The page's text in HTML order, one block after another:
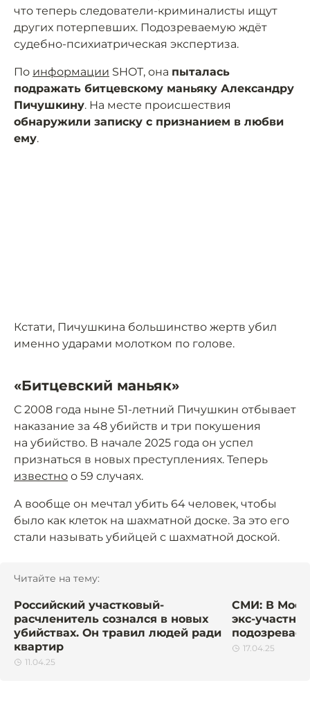
что теперь следователи-криминалисты ищут
других потерпевших. Подозреваемую ждёт
судебно-психиатрическая экспертиза.
По информации SHOT, она пыталась
подражать битцевскому маньяку Александру
Пичушкину. На месте происшествия
обнаружили записку с признанием в любви
ему.
Кстати, Пичушкина большинство жертв убил
именно ударами молотком по голове.
«Битцевский маньяк»
С 2008 года ныне 51-летний Пичушкин отбывает
наказание за 48 убийств и три покушения
на убийство. В начале 2025 года он успел
признаться в новых преступлениях. Теперь
известно о 59 случаях.
А вообще он мечтал убить 64 человек, чтобы
было как клеток на шахматной доске. За это его
стали называть убийцей с шахматной доской.
Читайте на тему:
Российский участковый-
расчленитель сознался в новых
убийствах. Он травил людей ради
квартир
11.04.25
СМИ: В
экс-
17.04.25